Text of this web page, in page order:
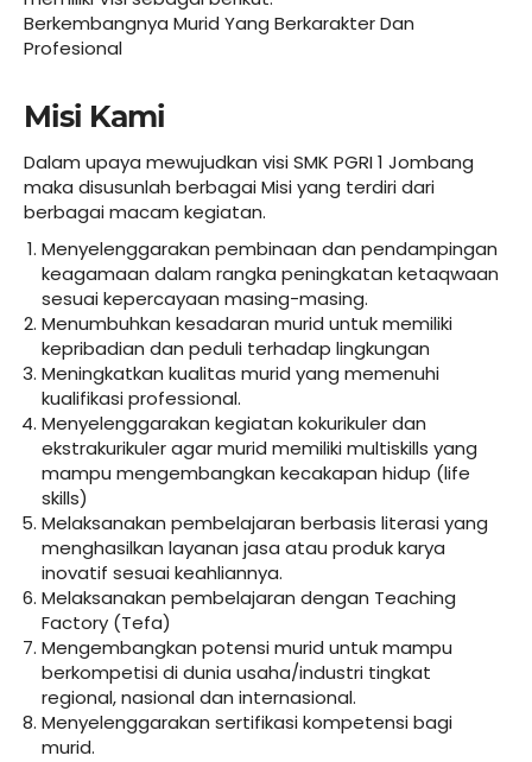
Berkembangnya Murid Yang Berkarakter Dan
Profesional
Misi Kami
Dalam upaya mewujudkan visi SMK PGRI 1 Jombang
maka disusunlah berbagai Misi yang terdiri dari
berbagai macam kegiatan.
Menyelenggarakan pembinaan dan pendampingan
keagamaan dalam rangka peningkatan ketaqwaan
sesuai kepercayaan masing-masing.
Menumbuhkan kesadaran murid untuk memiliki
kepribadian dan peduli terhadap lingkungan
Meningkatkan kualitas murid yang memenuhi
kualifikasi professional.
Menyelenggarakan kegiatan kokurikuler dan
ekstrakurikuler agar murid memiliki multiskills yang
mampu mengembangkan kecakapan hidup (life
skills)
Melaksanakan pembelajaran berbasis literasi yang
menghasilkan layanan jasa atau produk karya
inovatif sesuai keahliannya.
Melaksanakan pembelajaran dengan Teaching
Factory (Tefa)
Mengembangkan potensi murid untuk mampu
berkompetisi di dunia usaha/industri tingkat
regional, nasional dan internasional.
Menyelenggarakan sertifikasi kompetensi bagi
murid.